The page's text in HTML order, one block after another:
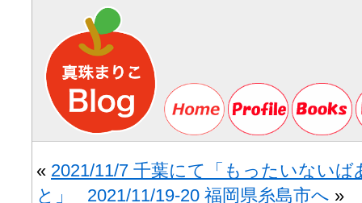
« 2021/11/7 千葉にて「もったいない
と」
2021/11/19-20 福岡県糸島市へ »